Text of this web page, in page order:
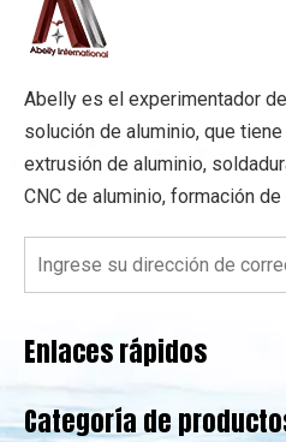
Abelly es el experimentador
solución de aluminio, que
extrusión de aluminio,
CNC de aluminio, formación
Enlaces rápidos
Categoría de